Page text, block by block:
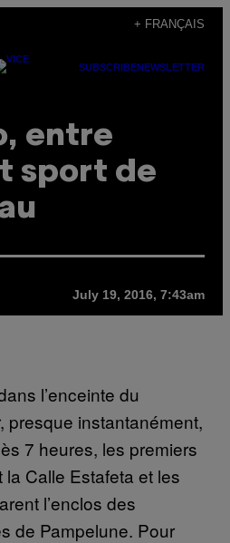
+ FRANÇAIS
SUBSCRIBENEWSLETTER
entre
sport de
July 19, 2016, 7:43am
l’enceinte du
presque instantanément,
7 heures, les premiers
Calle Estafeta et les
l’enclos des
de Pampelune. Pour